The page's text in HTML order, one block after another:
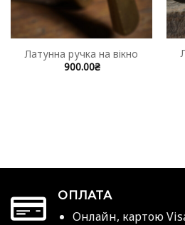
Латунна ручка на вікно
900.00₴
ОПЛАТА
Онлайн, картою